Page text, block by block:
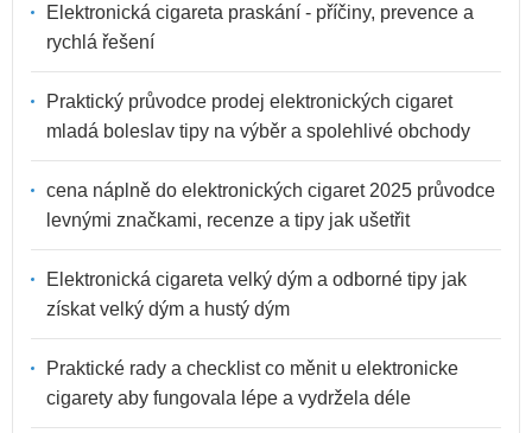
Elektronická cigareta praskání - příčiny, prevence a
rychlá řešení
Praktický průvodce prodej elektronických cigaret
mladá boleslav tipy na výběr a spolehlivé obchody
cena náplně do elektronických cigaret 2025 průvodce
levnými značkami, recenze a tipy jak ušetřit
Elektronická cigareta velký dým a odborné tipy jak
získat velký dým a hustý dým
Praktické rady a checklist co měnit u elektronicke
cigarety aby fungovala lépe a vydržela déle